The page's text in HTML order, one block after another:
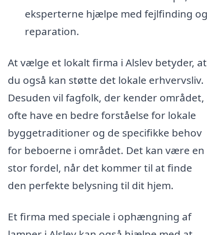
eksperterne hjælpe med fejlfinding og
reparation.
At vælge et lokalt firma i Alslev betyder, at
du også kan støtte det lokale erhvervsliv.
Desuden vil fagfolk, der kender området,
ofte have en bedre forståelse for lokale
byggetraditioner og de specifikke behov
for beboerne i området. Det kan være en
stor fordel, når det kommer til at finde
den perfekte belysning til dit hjem.
Et firma med speciale i ophængning af